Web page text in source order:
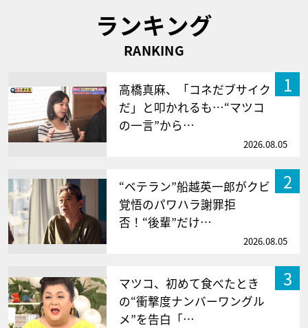
ランキング
RANKING
1
高橋真麻、「コネだブサイク
だ」と叩かれるも…“マツコ
の一言”から…
2026.08.05
2
“ベテラン”船越英一郎がクビ
覚悟のパワハラ謝罪拒
否！“後輩”だけ…
2026.08.05
3
マツコ、初めて食べたとき
の“衝撃度ナンバーワングル
メ”を告白「…